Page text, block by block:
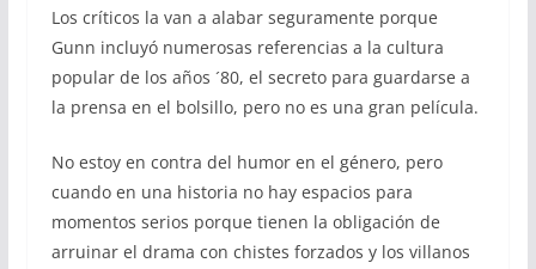
Los críticos la van a alabar seguramente porque
Gunn incluyó numerosas referencias a la cultura
popular de los años ´80, el secreto para guardarse a
la prensa en el bolsillo, pero no es una gran película.
No estoy en contra del humor en el género, pero
cuando en una historia no hay espacios para
momentos serios porque tienen la obligación de
arruinar el drama con chistes forzados y los villanos